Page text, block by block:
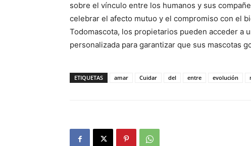
sobre el vínculo entre los humanos y sus
celebrar el afecto mutuo y el compromiso con el
Todomascota, los propietarios pueden acceder a
personalizada para garantizar que sus mascotas
ETIQUETAS amar Cuidar del entre evolución